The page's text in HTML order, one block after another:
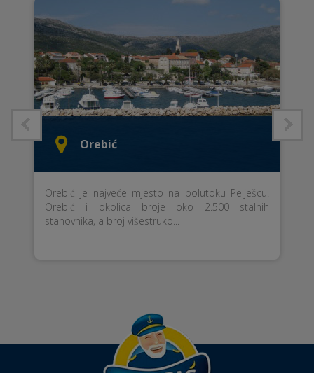
Orebić
Orebić je najveće mjesto na polutoku Pelješcu.
Orebić i okolica broje oko 2.500 stalnih
stanovnika, a broj višestruko...